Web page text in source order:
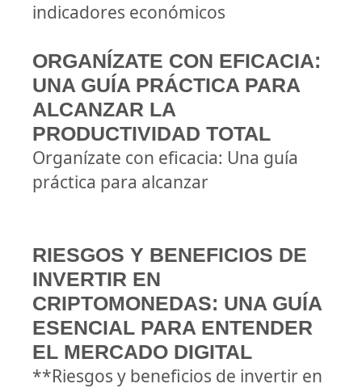
indicadores económicos
ORGANÍZATE CON EFICACIA:
UNA GUÍA PRÁCTICA PARA
ALCANZAR LA
PRODUCTIVIDAD TOTAL
Organízate con eficacia: Una guía
práctica para alcanzar
RIESGOS Y BENEFICIOS DE
INVERTIR EN
CRIPTOMONEDAS: UNA GUÍA
ESENCIAL PARA ENTENDER
EL MERCADO DIGITAL
**Riesgos y beneficios de invertir en